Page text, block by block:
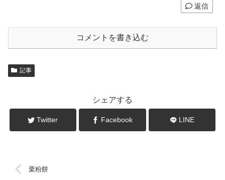
返信
コメントを書き込む
記事
シェアする
Twitter Facebook LINE
栗粉餅